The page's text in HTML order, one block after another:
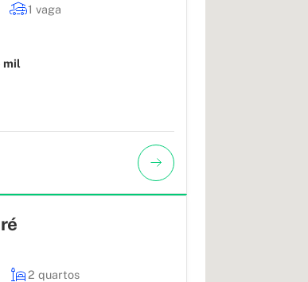
1 vaga
mil
2 quartos